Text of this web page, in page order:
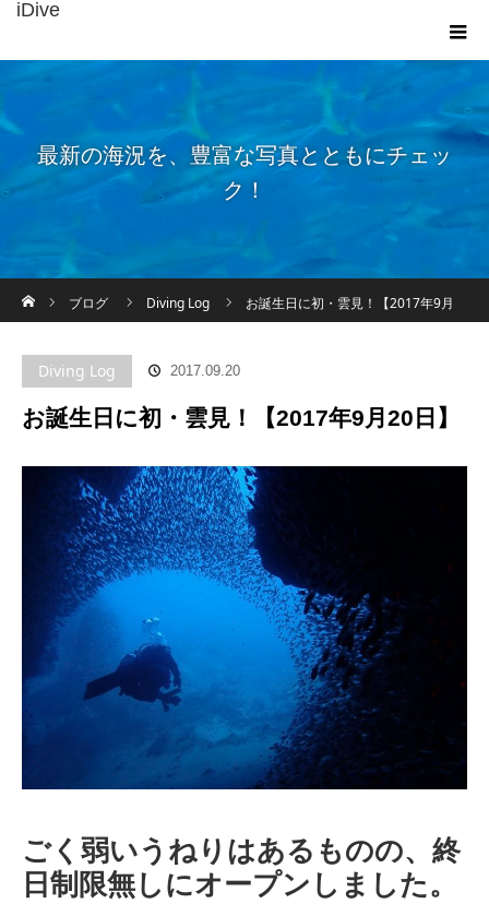
iDive
最新の海況を、豊富な写真とともにチェッ
ク！
ブログ
Diving Log お誕生日に初・雲見！【2017年9月
Diving Log 2017.09.20
お誕生日に初・雲見！【2017年9月20日】
ごく弱いうねりはあるものの、終
日制限無しにオープンしました。